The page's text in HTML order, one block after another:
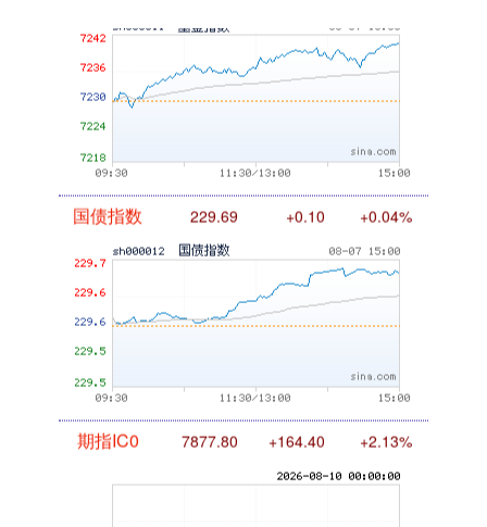
基金指数 7242.10 +12.30 +0.17%
国债指数 229.69 +0.10 +0.04%
期指IC0 7877.80 +164.40 +2.13%